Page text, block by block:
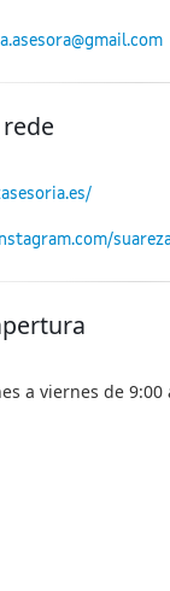
a viernes de 9:00